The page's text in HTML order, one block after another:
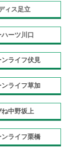
ィス足立
ハーツ川口
ンライフ伏見
ンライフ草加
ね中野坂上
ンライフ栗橋